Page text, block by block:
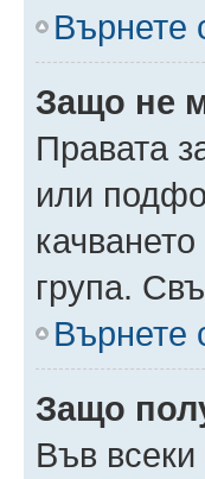
Върнете
Защо не
Правата
или
група.
Върнете
Защо
Във